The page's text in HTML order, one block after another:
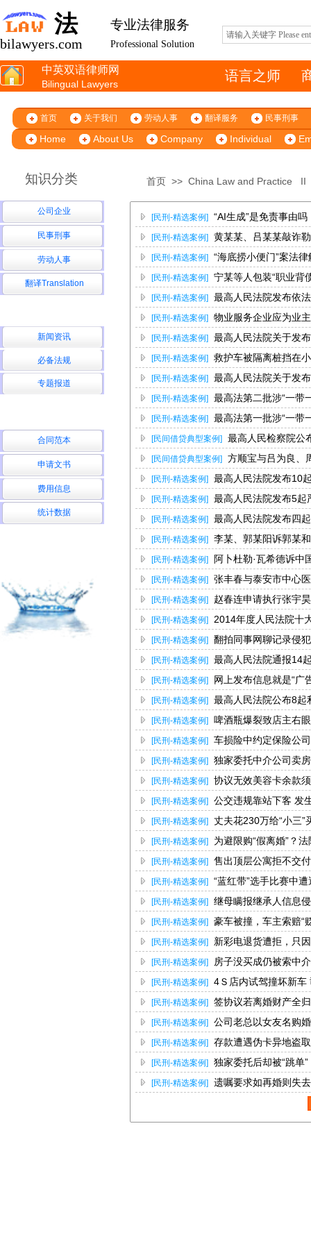
法 专业法律服务
Professional Solution
bilawyers.com
中英双语律师网
Bilingual Lawyers
语言之师
首页 关于我们 劳动人事 翻译服务 民事刑事
Home About Us Company Individual
知识分类 首页 >> China Law and Practice
公司企业
民事刑事
劳动人事
翻译Translation
[民刑-精选案例] “AI生成”是免责事由吗
[民刑-精选案例]
黄某某、吕某某敲诈
处罚
[民刑-精选案例] “海底捞小便门”案法律
[民刑-精选案例] 宁某等人包装“职业背
[民刑-精选案例] 最高人民法院发布依
[民刑-精选案例] 物业服务企业应为业
[民刑-精选案例] 最高人民法院关于发
[民刑-精选案例] 救护车被隔离桩挡在
[民刑-精选案例] 最高人民法院关于发
[民刑-精选案例] 最高法第二批涉“一带
[民刑-精选案例] 最高法第一批涉“一带
[民间借贷典型案例]
最高人民检察院公
虚假诉讼监督案
[民间借贷典型案例] 方顺宝与吕为良、
[民刑-精选案例] 最高人民法院发布10
[民刑-精选案例] 最高人民法院发布5起
[民刑-精选案例] 最高人民法院发布四
[民刑-精选案例] 李某、郭某阳诉郭某
[民刑-精选案例] 阿卜杜勒·瓦希德诉中
[民刑-精选案例] 张丰春与泰安市中心
[民刑-精选案例] 赵春连申请执行张宇
[民刑-精选案例] 2014年度人民法院十
[民刑-精选案例] 翻拍同事网聊记录侵
[民刑-精选案例] 最高人民法院通报14
[民刑-精选案例] 网上发布信息就是“广
[民刑-精选案例] 最高人民法院公布8起
[民刑-精选案例] 啤酒瓶爆裂致店主右
[民刑-精选案例] 车损险中约定保险公
[民刑-精选案例] 独家委托中介公司卖
[民刑-精选案例] 协议无效美容卡余款
[民刑-精选案例] 公交违规靠站下客 发
[民刑-精选案例] 丈夫花230万给“小三
[民刑-精选案例] 为避限购“假离婚”？
[民刑-精选案例] 售出顶层公寓拒不交
[民刑-精选案例] “蓝红带”选手比赛中
[民刑-精选案例] 继母瞒报继承人信息
[民刑-精选案例] 豪车被撞，车主索赔“
[民刑-精选案例] 新彩电退货遭拒，只
[民刑-精选案例] 房子没买成仍被索中
[民刑-精选案例] 4Ｓ店内试驾撞坏新车
[民刑-精选案例] 签协议若离婚财产全
[民刑-精选案例]
公司老总以女友名购
为一般赠与
[民刑-精选案例] 存款遭遇伪卡异地盗
[民刑-精选案例]
独家委托后却被“跳单
款无效
[民刑-精选案例] 遗嘱要求如再婚则失
新闻资讯
必备法规
专题报道
合同范本
申请文书
费用信息
统计数据